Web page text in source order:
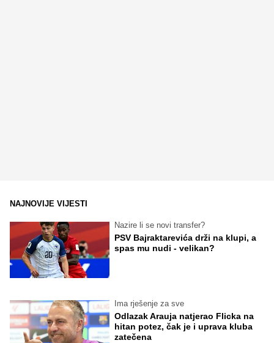
NAJNOVIJE VIJESTI
Nazire li se novi transfer?
PSV Bajraktarevića drži na klupi, a
spas mu nudi - velikan?
Ima rješenje za sve
Odlazak Arauja natjerao Flicka na
hitan potez, čak je i uprava kluba
zatečena